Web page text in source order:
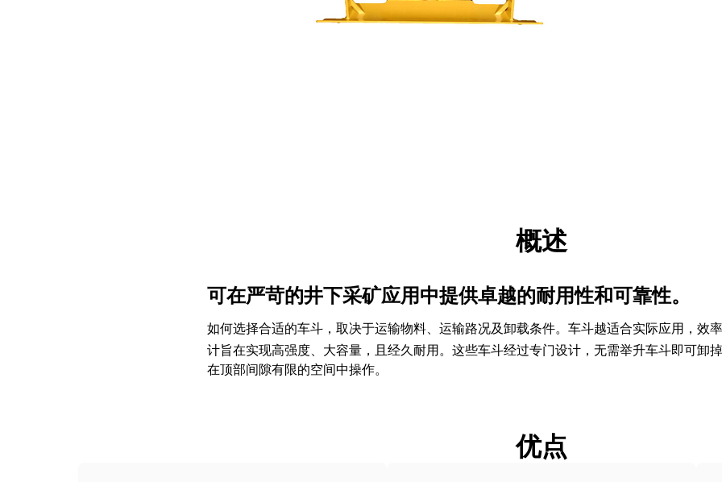
展示
概述
可在严苛的井下采矿应用中提供卓越的耐用性和可靠性。
如何选择合适的车斗，取决于运输物料、运输路况及卸载条件。车斗越适合实际应用，效
计旨在实现高强度、大容量，且经久耐用。这些车斗经过专门设计，无需举升车斗即可卸
在顶部间隙有限的空间中操作。
优点